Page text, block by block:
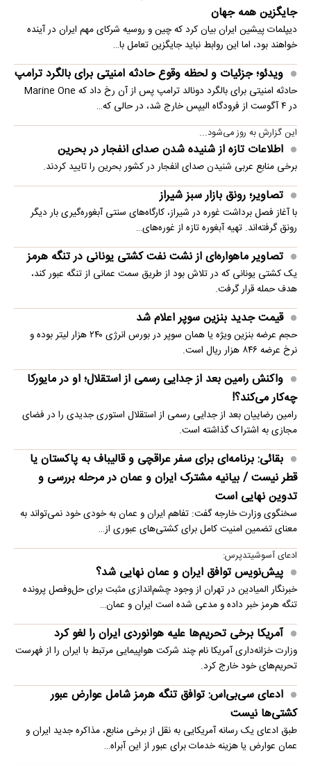
جایگزین همه جهان
دیپلمات پیشین ایران بیان کرد که چین و روسیه شرکای مهم ایران در آینده
خواهند بود، اما این روابط نباید جایگزین تعامل با…
ویدئو؛ جزئیات و لحظه وقوع حادثه امنیتی برای بالگرد ترامپ
حادثه امنیتی برای بالگرد دونالد ترامپ پس از آن رخ داد که Marine One
در ۴ آگوست از فرودگاه الیپس خارج شد، در حالی که…
این گزارش به روز می‌شود...
اطلاعات تازه از شنیده شدن صدای انفجار در بحرین
برخی منابع عربی شنیدن صدای انفجار در کشور بحرین را تایید کردند.
تصاویر؛ رونق بازار سبز شیراز
با آغاز فصل برداشت غوره در شیراز، کارگاه‌های سنتی آبغوره‌گیری بار دیگر
رونق گرفته‌اند. تهیه آبغوره تازه از غوره‌های…
تصاویر ماهواره‌ای از نشت نفت کشتی یونانی در تنگه هرمز
یک کشتی یونانی که در تلاش بود از طریق سمت عمانی از تنگه عبور کند،
هدف حمله قرار گرفت.
قیمت جدید بنزین سوپر اعلام شد
حجم عرضه بنزین ویژه یا همان سوپر در بورس انرژی ۲۴۰ هزار لیتر بوده و
نرخ عرضه ۸۴۶ هزار ریال است.
واکنش رامین بعد از جدایی رسمی از استقلال؛ او در مایورکا
چه‌کار می‌کند؟!
رامین رضاییان بعد از جدایی رسمی از استقلال استوری جدیدی را در فضای
مجازی به اشتراک گذاشته است.
بقائی: برنامه‌ای برای سفر عراقچی و قالیباف به پاکستان یا
قطر نیست / بیانیه مشترک ایران و عمان در مرحله بررسی و
تدوین نهایی است
سخنگوی وزارت خارجه گفت: تفاهم ایران و عمان به خودی خود نمی‌تواند به
معنای تضمین امنیت کامل برای کشتی‌های عبوری از…
ادعای آسوشیتدپرس:
پیش‌نویس توافق ایران و عمان نهایی شد؟
خبرنگار المیادین در تهران از وجود چشم‌اندازی مثبت برای حل‌وفصل پرونده
تنگه هرمز خبر داده و مدعی شده است ایران و عمان…
آمریکا برخی تحریم‌ها علیه هوانوردی ایران را لغو کرد
وزارت خزانه‌داری آمریکا نام چند شرکت هواپیمایی مرتبط با ایران را از فهرست
تحریم‌های خود خارج کرد.
ادعای سی‌بی‌اس: توافق تنگه هرمز شامل عوارض عبور
کشتی‌ها نیست
طبق ادعای یک رسانه آمریکایی به نقل از برخی منابع، مذاکره جدید ایران و
عمان عوارض یا هزینه خدمات برای عبور از این آبراه…